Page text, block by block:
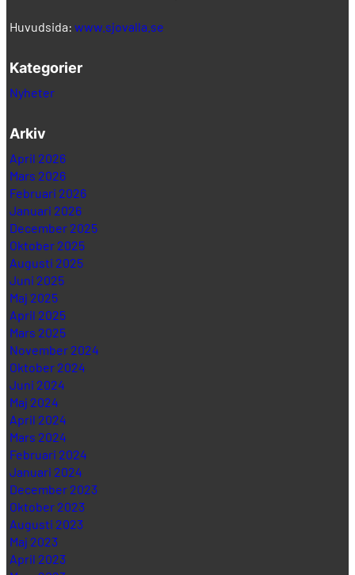
Huvudsida: www.sjovalla.se
Kategorier
Nyheter
Arkiv
April 2026
Mars 2026
Februari 2026
Januari 2026
December 2025
Oktober 2025
Augusti 2025
Juni 2025
Maj 2025
April 2025
Mars 2025
November 2024
Oktober 2024
Juni 2024
Maj 2024
April 2024
Mars 2024
Februari 2024
Januari 2024
December 2023
Oktober 2023
Augusti 2023
Maj 2023
April 2023